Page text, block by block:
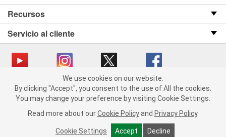
We use cookies on our website. By clicking "Accept", you consent
to the use of All the cookies.
You may change your preference by visiting Cookie Settings.
Read more about our Cookie Policy and Privacy Policy.
Cookie Settings Accept Decline
Recursos
Servicio al cliente
Copyright © 2008-2026 O’Reilly Auto Parts v OST_3.2.0.0.729 (3) cv1361
catalog_main
Política de privacidad
Ley de transparencia en las cadenas de suministro
We use cookies on our website.
By clicking "Accept", you consent to the use of All the cookies.
You may change your preference by visiting Cookie Settings.
Read more about our Cookie Policy and Privacy Policy.
Cookie Settings Accept Decline